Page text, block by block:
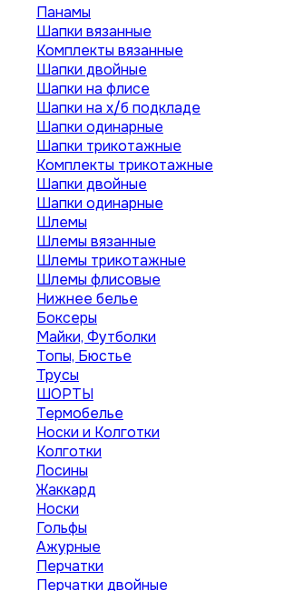
Панамы
Шапки вязанные
Комплекты вязанные
Шапки двойные
Шапки на флисе
Шапки на х/б подкладе
Шапки одинарные
Шапки трикотажные
Комплекты трикотажные
Шапки двойные
Шапки одинарные
Шлемы
Шлемы вязанные
Шлемы трикотажные
Шлемы флисовые
Нижнее белье
Боксеры
Майки, Футболки
Топы, Бюстье
Трусы
ШОРТЫ
Термобелье
Носки и Колготки
Колготки
Лосины
Жаккард
Носки
Гольфы
Ажурные
Перчатки
Перчатки двойные